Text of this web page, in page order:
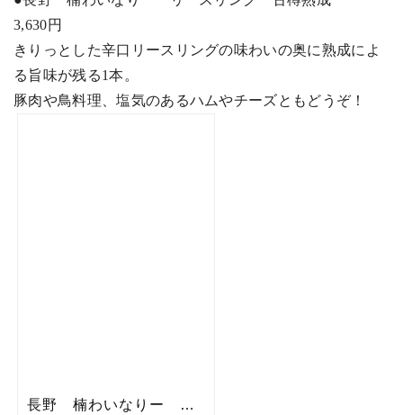
3,630円
きりっとした辛口リースリングの味わいの奥に熟成によ
る旨味が残る1本。
豚肉や鳥料理、塩気のあるハムやチーズともどうぞ！